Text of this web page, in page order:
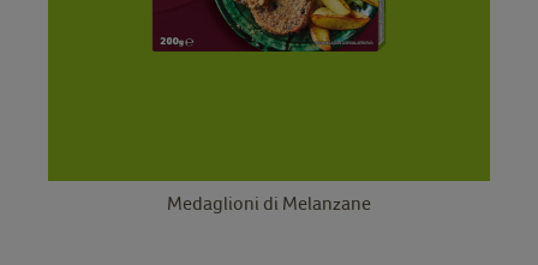
Medaglioni di Melanzane